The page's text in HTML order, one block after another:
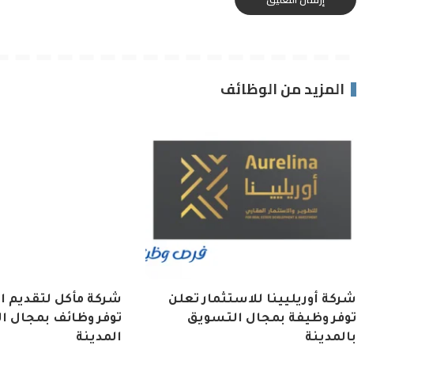
المزيد من الوظائف
شركة أوريليينا للاستثمار تعلن
توفر وظيفة بمجال التسويق
بالمدينة
شركة مأكل لتقديم
توفر وظائف بمجال
المدينة